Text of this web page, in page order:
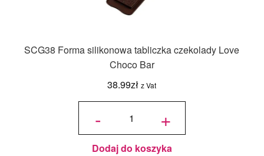
SCG38 Forma silikonowa tabliczka czekolady Love
Choco Bar
38.99zł z Vat
-
ilość
silikonowa
tabliczka
czekolady
Love
Choco Bar
+
Dodaj do koszyka